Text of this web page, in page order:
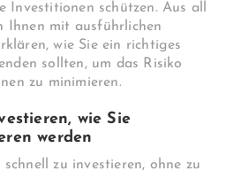
Investitionen schützen. Aus all
Ihnen mit ausführlichen
wie Sie ein richtiges
sollten, um das Risiko
zu minimieren.
wie Sie
werden
zu investieren, ohne zu